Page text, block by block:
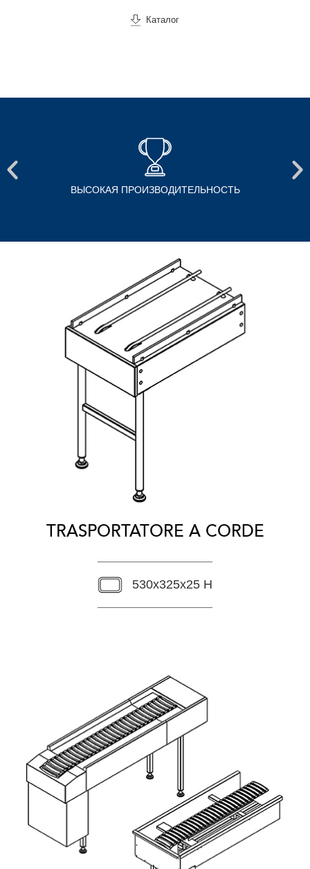
Каталог
ХОЛОДНАЯ СУШКА ТУРБООБДУВОМ ПРИ ВЫСОКОМ
TRASPORTATORE A CORDE
530x325x25 H